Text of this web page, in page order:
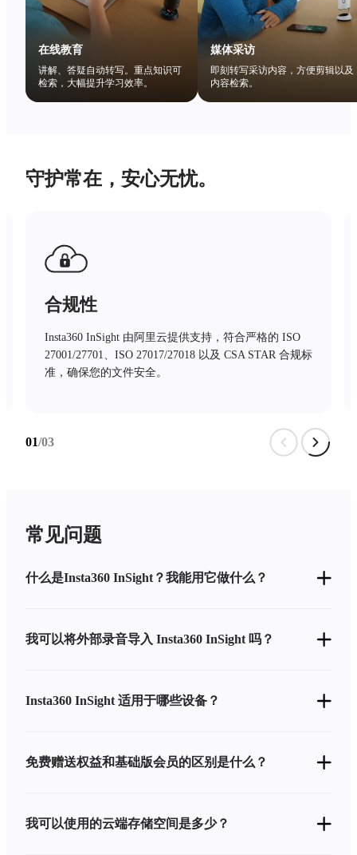
在线教育
讲解、答疑自动转写。重点知识可
检索，大幅提升学习效率。
媒体采访
即刻转写采访内容，方便剪辑以及
内容检索。
守护常在，安心无忧。
合规性
Insta360 InSight 由阿里云提供支持，符合严格的 ISO
27001/27701、ISO 27017/27018 以及 CSA STAR 合规标
准，确保您的文件安全。
01/03
常见问题
什么是Insta360 InSight？我能用它做什么？
我可以将外部录音导入 Insta360 InSight 吗？
Insta360 InSight 适用于哪些设备？
免费赠送权益和基础版会员的区别是什么？
我可以使用的云端存储空间是多少？